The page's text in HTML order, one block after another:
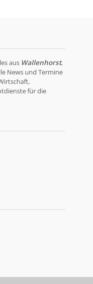
aus Wallenhorst,
News und Termine
für die